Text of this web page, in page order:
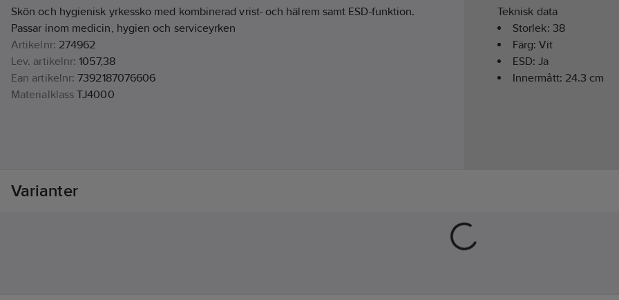
Skön och hygienisk yrkessko med kombinerad vrist- och hälrem samt ESD-funktion.
Passar inom medicin, hygien och serviceyrken
Artikelnr: 274962
Lev. artikelnr: 1057,38
Ean artikelnr: 7392187076606
Materialklass TJ4000
Teknisk data
Storlek: 38
Färg:Vit
ESD:Ja
Innermått: 24.3 cm
Varianter